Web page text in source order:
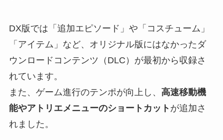
DX版では「追加エピソード」や「コスチューム」
「アイテム」など、オリジナル版にはなかったダ
ウンロードコンテンツ（DLC）が最初から収録さ
れています。
また、ゲーム進行のテンポが向上し、 高速移動機
能やアトリエメニューのショートカット が追加さ
れました。